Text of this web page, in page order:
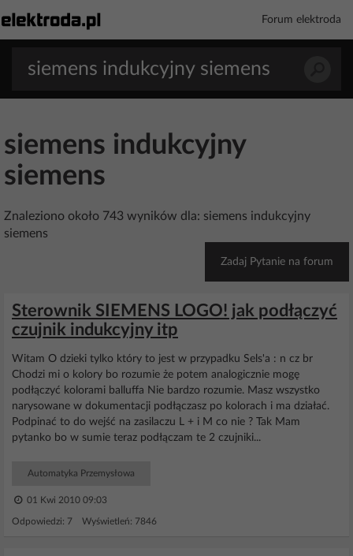
Forum elektroda
siemens indukcyjny
siemens
Znaleziono około 743 wyników dla: siemens indukcyjny
siemens
Zadaj Pytanie na forum
Sterownik SIEMENS LOGO! jak podłączyć
czujnik indukcyjny itp
Witam O dzieki tylko który to jest w przypadku Sels'a : n cz br
Chodzi mi o kolory bo rozumie że potem analogicznie mogę
podłączyć kolorami balluffa Nie bardzo rozumie. Masz wszystko
narysowane w dokumentacji podłączasz po kolorach i ma działać.
Podpinać to do wejść na zasilaczu L + i M co nie ? Tak Mam
pytanko bo w sumie teraz podłączam te 2 czujniki...
Automatyka Przemysłowa
01 Kwi 2010 09:03
Odpowiedzi: 7 Wyświetleń: 7846